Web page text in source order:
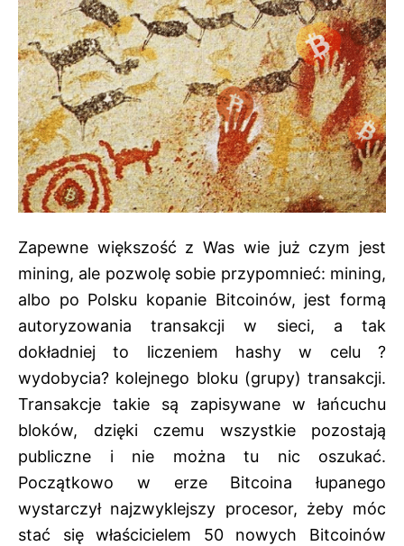
Zapewne większość z Was wie już czym jest
mining, ale pozwolę sobie przypomnieć: mining,
albo po Polsku kopanie Bitcoinów, jest formą
autoryzowania transakcji w sieci, a tak
dokładniej to liczeniem hashy w celu ?
wydobycia? kolejnego bloku (grupy) transakcji.
Transakcje takie są zapisywane w łańcuchu
bloków, dzięki czemu wszystkie pozostają
publiczne i nie można tu nic oszukać.
Początkowo w erze Bitcoina łupanego
wystarczył najzwyklejszy procesor, żeby móc
stać się właścicielem 50 nowych Bitcoinów